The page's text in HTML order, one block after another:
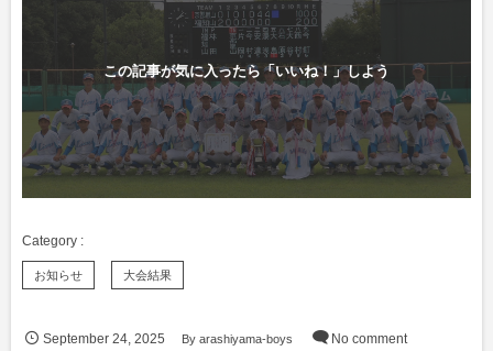
この記事が気に入ったら「いいね！」しよう
お知らせ 大会結果
September 24,2025 Byarashiyama-boys No comment